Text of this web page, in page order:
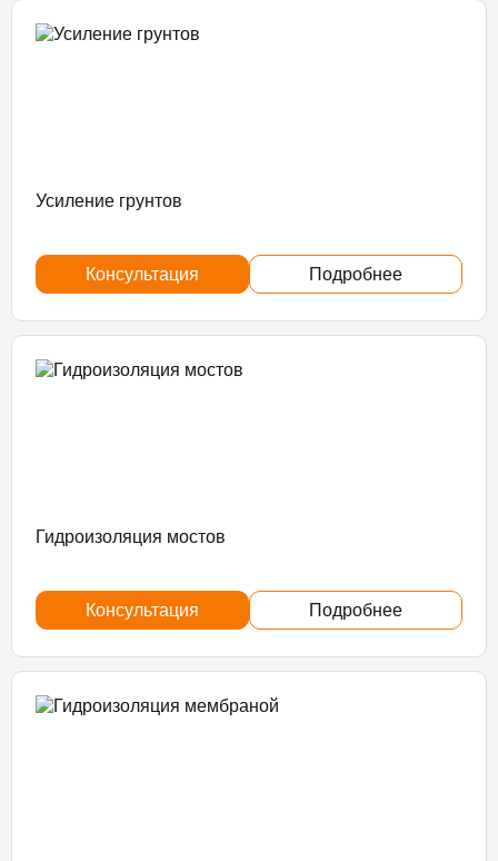
Усиление грунтов
Консультация Подробнее
Гидроизоляция мостов
Консультация Подробнее